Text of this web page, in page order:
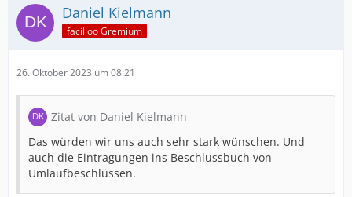
Daniel Kielmann
facilioo Gremium
26. Oktober 2023 um 08:21
Zitat von Daniel Kielmann
Das würden wir uns auch sehr stark wünschen. Und
auch die Eintragungen ins Beschlussbuch von
Umlaufbeschlüssen.